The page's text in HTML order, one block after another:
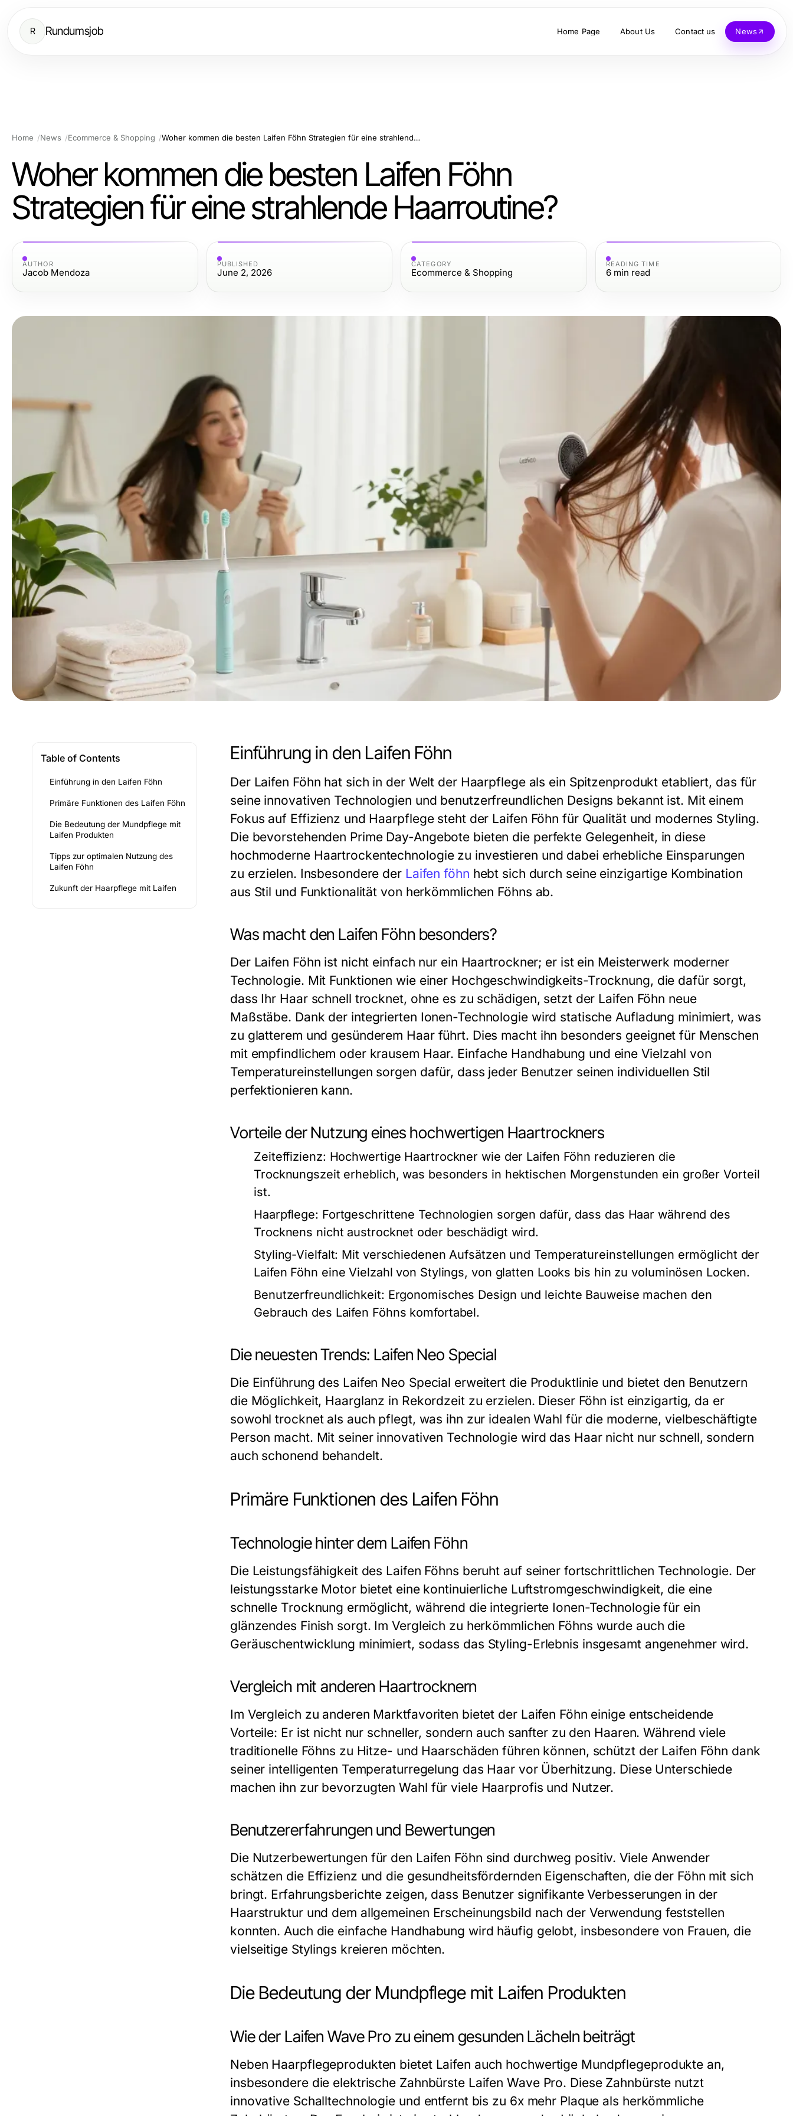
R Rundumsjob Home Page About Us Contact us News
Home News Ecommerce & Shopping Woher kommen die besten Laifen Föhn Strategien für eine strahlende Haarroutine?
Woher kommen die besten Laifen Föhn
Strategien für eine strahlende Haarroutine?
AUTHOR
Jacob Mendoza
PUBLISHED
June 2, 2026
CATEGORY
Ecommerce & Shopping
READING TIME
6 min read
Table of Contents
Einführung in den Laifen Föhn
Primäre Funktionen des Laifen Föhn
Die Bedeutung der Mundpflege mit
Laifen Produkten
Tipps zur optimalen Nutzung des
Laifen Föhn
Zukunft der Haarpflege mit Laifen
Einführung in den Laifen Föhn
Der Laifen Föhn hat sich in der Welt der Haarpflege als ein Spitzenprodukt etabliert, das für
seine innovativen Technologien und benutzerfreundlichen Designs bekannt ist. Mit einem
Fokus auf Effizienz und Haarpflege steht der Laifen Föhn für Qualität und modernes Styling.
Die bevorstehenden Prime Day-Angebote bieten die perfekte Gelegenheit, in diese
hochmoderne Haartrockentechnologie zu investieren und dabei erhebliche Einsparungen
zu erzielen. Insbesondere der Laifen föhn hebt sich durch seine einzigartige Kombination
aus Stil und Funktionalität von herkömmlichen Föhns ab.
Was macht den Laifen Föhn besonders?
Der Laifen Föhn ist nicht einfach nur ein Haartrockner; er ist ein Meisterwerk moderner
Technologie. Mit Funktionen wie einer Hochgeschwindigkeits-Trocknung, die dafür sorgt,
dass Ihr Haar schnell trocknet, ohne es zu schädigen, setzt der Laifen Föhn neue
Maßstäbe. Dank der integrierten Ionen-Technologie wird statische Aufladung minimiert, was
zu glatterem und gesünderem Haar führt. Dies macht ihn besonders geeignet für Menschen
mit empfindlichem oder krausem Haar. Einfache Handhabung und eine Vielzahl von
Temperatureinstellungen sorgen dafür, dass jeder Benutzer seinen individuellen Stil
perfektionieren kann.
Vorteile der Nutzung eines hochwertigen Haartrockners
Zeiteffizienz: Hochwertige Haartrockner wie der Laifen Föhn reduzieren die
Trocknungszeit erheblich, was besonders in hektischen Morgenstunden ein großer Vorteil
ist.
Haarpflege: Fortgeschrittene Technologien sorgen dafür, dass das Haar während des
Trocknens nicht austrocknet oder beschädigt wird.
Styling-Vielfalt: Mit verschiedenen Aufsätzen und Temperatureinstellungen ermöglicht der
Laifen Föhn eine Vielzahl von Stylings, von glatten Looks bis hin zu voluminösen Locken.
Benutzerfreundlichkeit: Ergonomisches Design und leichte Bauweise machen den
Gebrauch des Laifen Föhns komfortabel.
Die neuesten Trends: Laifen Neo Special
Die Einführung des Laifen Neo Special erweitert die Produktlinie und bietet den Benutzern
die Möglichkeit, Haarglanz in Rekordzeit zu erzielen. Dieser Föhn ist einzigartig, da er
sowohl trocknet als auch pflegt, was ihn zur idealen Wahl für die moderne, vielbeschäftigte
Person macht. Mit seiner innovativen Technologie wird das Haar nicht nur schnell, sondern
auch schonend behandelt.
Primäre Funktionen des Laifen Föhn
Technologie hinter dem Laifen Föhn
Die Leistungsfähigkeit des Laifen Föhns beruht auf seiner fortschrittlichen Technologie. Der
leistungsstarke Motor bietet eine kontinuierliche Luftstromgeschwindigkeit, die eine
schnelle Trocknung ermöglicht, während die integrierte Ionen-Technologie für ein
glänzendes Finish sorgt. Im Vergleich zu herkömmlichen Föhns wurde auch die
Geräuschentwicklung minimiert, sodass das Styling-Erlebnis insgesamt angenehmer wird.
Vergleich mit anderen Haartrocknern
Im Vergleich zu anderen Marktfavoriten bietet der Laifen Föhn einige entscheidende
Vorteile: Er ist nicht nur schneller, sondern auch sanfter zu den Haaren. Während viele
traditionelle Föhns zu Hitze- und Haarschäden führen können, schützt der Laifen Föhn dank
seiner intelligenten Temperaturregelung das Haar vor Überhitzung. Diese Unterschiede
machen ihn zur bevorzugten Wahl für viele Haarprofis und Nutzer.
Benutzererfahrungen und Bewertungen
Die Nutzerbewertungen für den Laifen Föhn sind durchweg positiv. Viele Anwender
schätzen die Effizienz und die gesundheitsfördernden Eigenschaften, die der Föhn mit sich
bringt. Erfahrungsberichte zeigen, dass Benutzer signifikante Verbesserungen in der
Haarstruktur und dem allgemeinen Erscheinungsbild nach der Verwendung feststellen
konnten. Auch die einfache Handhabung wird häufig gelobt, insbesondere von Frauen, die
vielseitige Stylings kreieren möchten.
Die Bedeutung der Mundpflege mit Laifen Produkten
Wie der Laifen Wave Pro zu einem gesunden Lächeln beiträgt
Neben Haarpflegeprodukten bietet Laifen auch hochwertige Mundpflegeprodukte an,
insbesondere die elektrische Zahnbürste Laifen Wave Pro. Diese Zahnbürste nutzt
innovative Schalltechnologie und entfernt bis zu 6x mehr Plaque als herkömmliche